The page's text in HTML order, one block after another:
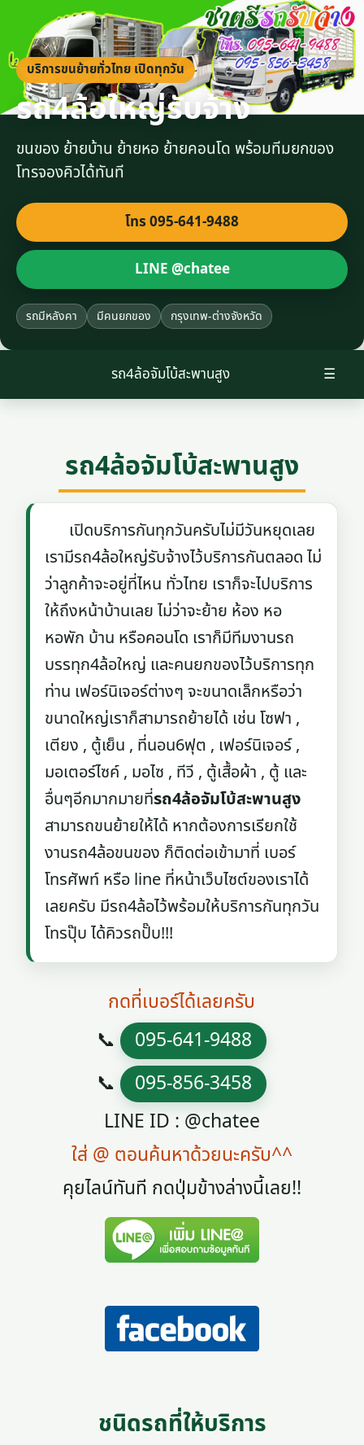
บริการขนย้ายทั่วไทย เปิดทุกวัน
รถ4ล้อใหญ่รับจ้าง
ขนของ ย้ายบ้าน ย้ายหอ ย้ายคอนโด พร้อมทีมยกของ
โทรจองคิวได้ทันที
โทร 095-641-9488
LINE @chatee
รถมีหลังคา มีคนยกของ กรุงเทพ-ต่างจังหวัด
☰
รถ4ล้อจัมโบ้สะพานสูง
รถ4ล้อจัมโบ้สะพานสูง
เปิดบริการกันทุกวันครับไม่มีวันหยุดเลย
เรามีรถ4ล้อใหญ่รับจ้างไว้บริการกันตลอด ไม่
ว่าลูกค้าจะอยู่ที่ไหน ทั่วไทย เราก็จะไปบริการ
ให้ถึงหน้าบ้านเลย ไม่ว่าจะย้าย ห้อง หอ
หอพัก บ้าน หรือคอนโด เราก็มีทีมงานรถ
บรรทุก4ล้อใหญ่ และคนยกของไว้บริการทุก
ท่าน เฟอร์นิเจอร์ต่างๆ จะขนาดเล็กหรือว่า
ขนาดใหญ่เราก็สามารถย้ายได้ เช่น โซฟา ,
เตียง , ตู้เย็น , ที่นอน6ฟุต , เฟอร์นิเจอร์ ,
มอเตอร์ไซค์ , มอไซ , ทีวี , ตู้เสื้อผ้า , ตู้ และ
อื่นๆอีกมากมายที่รถ4ล้อจัมโบ้สะพานสูง
สามารถขนย้ายให้ได้ หากต้องการเรียกใช้
งานรถ4ล้อขนของ ก็ติดต่อเข้ามาที่ เบอร์
โทรศัพท์ หรือ line ที่หน้าเว็บไซต์ของเราได้
เลยครับ มีรถ4ล้อไว้พร้อมให้บริการกันทุกวัน
โทรปุ๊บ ได้คิวรถปั๊บ!!!
กดที่เบอร์ได้เลยครับ
📞 095-641-9488
📞 095-856-3458
LINE ID : @chatee
ใส่ @ ตอนค้นหาด้วยนะครับ^^
คุยไลน์ทันที กดปุ่มข้างล่างนี้เลย!!
ชนิดรถที่ให้บริการ